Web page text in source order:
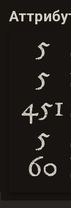
5
5
451
5
60